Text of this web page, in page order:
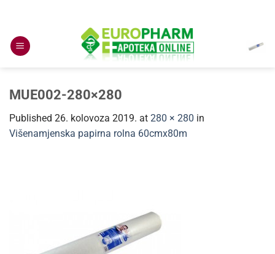
content
MUE002-280×280
Published 26. kolovoza 2019. at 280 × 280 in
Višenamjenska papirna rolna 60cmx80m